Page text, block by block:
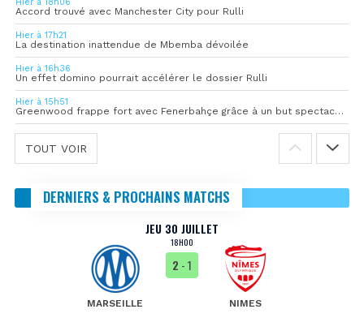
Accord trouvé avec Manchester City pour Rulli
Hier à 17h21
La destination inattendue de Mbemba dévoilée
Hier à 16h36
Un effet domino pourrait accélérer le dossier Rulli
Hier à 15h51
Greenwood frappe fort avec Fenerbahçe grâce à un but spectaculaire
TOUT VOIR
DERNIERS & PROCHAINS MATCHS
JEU 30 JUILLET
18H00
MARSEILLE
2 - 1
NIMES